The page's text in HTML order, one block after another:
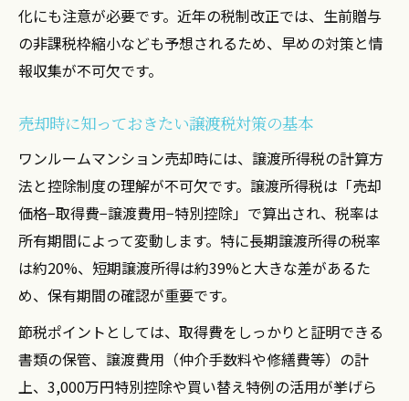
化にも注意が必要です。近年の税制改正では、生前贈与
の非課税枠縮小なども予想されるため、早めの対策と情
報収集が不可欠です。
売却時に知っておきたい譲渡税対策の基本
ワンルームマンション売却時には、譲渡所得税の計算方
法と控除制度の理解が不可欠です。譲渡所得税は「売却
価格−取得費−譲渡費用−特別控除」で算出され、税率は
所有期間によって変動します。特に長期譲渡所得の税率
は約20%、短期譲渡所得は約39%と大きな差があるた
め、保有期間の確認が重要です。
節税ポイントとしては、取得費をしっかりと証明できる
書類の保管、譲渡費用（仲介手数料や修繕費等）の計
上、3,000万円特別控除や買い替え特例の活用が挙げら